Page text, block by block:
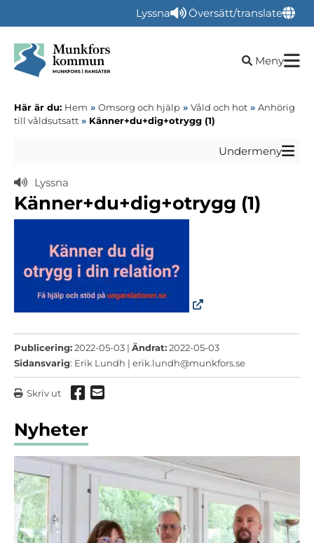
Lyssna Översätt/translate
Öppna
Meny
Här är du: Hem » Omsorg och hjälp » Våld och hot » Anhörig
till våldsutsatt » Känner+du+dig+otrygg (1)
Undermeny
Lyssna
Känner+du+dig+otrygg (1)
Publicering:2022-05-03 | Ändrat:2022-05-03
Sidansvarig: Erik Lundh | erik.lundh@munkfors.se
Skriv ut Dela via Facebook
Dela via mail
Nyheter